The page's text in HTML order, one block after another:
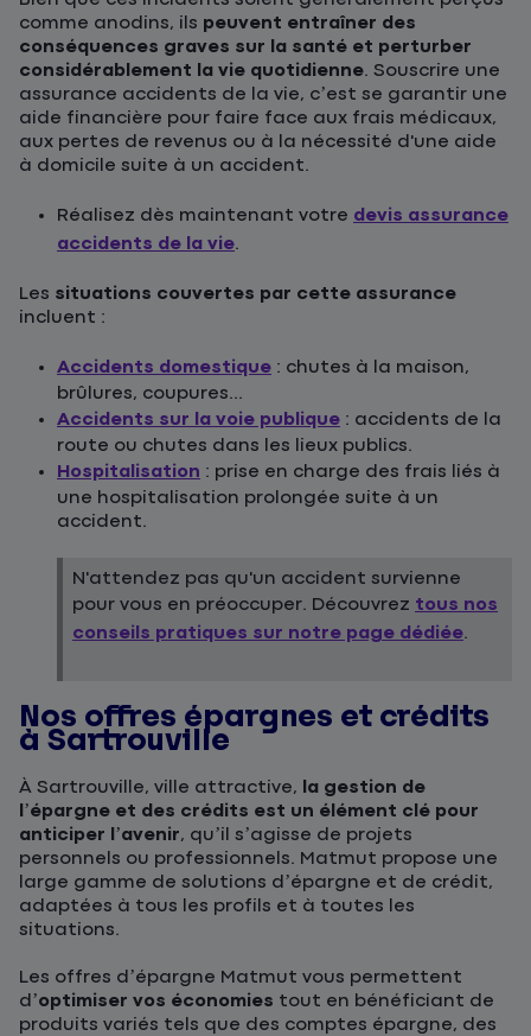
comme anodins, ils peuvent entraîner des
conséquences graves sur la santé et perturber
considérablement la vie quotidienne. Souscrire une
assurance accidents de la vie, c’est se garantir une
aide financière pour faire face aux frais médicaux,
aux pertes de revenus ou à la nécessité d'une aide
à domicile suite à un accident.
Réalisez dès maintenant votre devis assurance
accidents de la vie.
Les situations couvertes par cette assurance
incluent :
Accidents domestique : chutes à la maison,
brûlures, coupures...
Accidents sur la voie publique : accidents de la
route ou chutes dans les lieux publics.
Hospitalisation : prise en charge des frais liés à
une hospitalisation prolongée suite à un
accident.
N'attendez pas qu'un accident survienne
pour vous en préoccuper. Découvrez tous nos
conseils pratiques sur notre page dédiée.
Nos offres épargnes et crédits
à Sartrouville
À Sartrouville, ville attractive, la gestion de
l’épargne et des crédits est un élément clé pour
anticiper l’avenir, qu’il s’agisse de projets
personnels ou professionnels. Matmut propose une
large gamme de solutions d’épargne et de crédit,
adaptées à tous les profils et à toutes les
situations.
Les offres d’épargne Matmut vous permettent
d’optimiser vos économies tout en bénéficiant de
produits variés tels que des comptes épargne, des